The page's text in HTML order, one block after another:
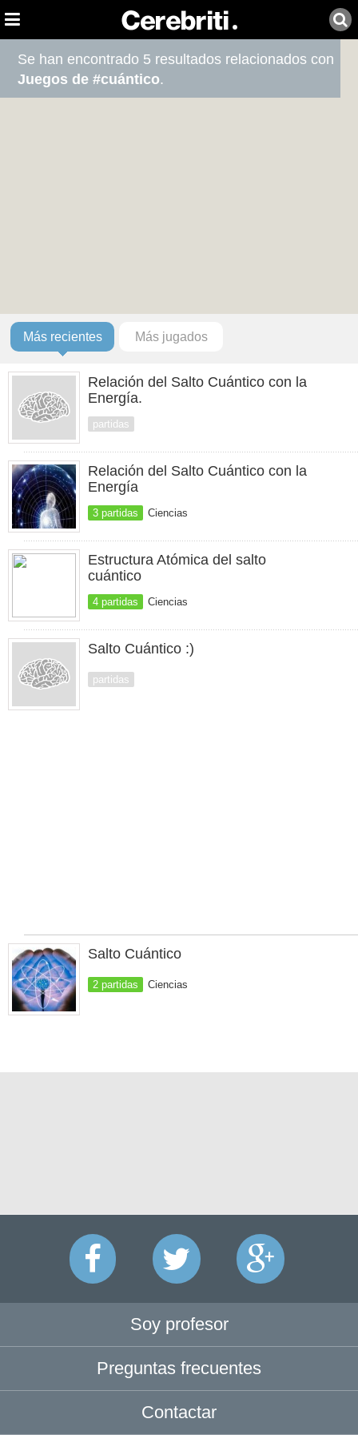
Se han encontrado 5 resultados relacionados con
Juegos de #cuántico.
Más recientes Más jugados
Relación del Salto Cuántico con la
Energía.
partidas
Relación del Salto Cuántico con la
Energía
3 partidas Ciencias
Estructura Atómica del salto
cuántico
4 partidas Ciencias
Salto Cuántico :)
partidas
Salto Cuántico
2 partidas Ciencias
Soy profesor
Preguntas frecuentes
Contactar